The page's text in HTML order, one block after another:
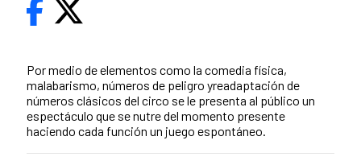
Por medio de elementos como la comedia física,
malabarismo, números de peligro yreadaptación de
números clásicos del circo se le presenta al público un
espectáculo que se nutre del momento presente
haciendo cada función un juego espontáneo.